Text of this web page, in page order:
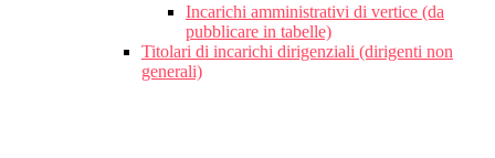
Incarichi amministrativi di vertice (da
pubblicare in tabelle)
Titolari di incarichi dirigenziali (dirigenti non
generali)